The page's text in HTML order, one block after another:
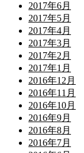
2017年6月
2017年5月
2017年4月
2017年3月
2017年2月
2017年1月
2016年12月
2016年11月
2016年10月
2016年9月
2016年8月
2016年7月